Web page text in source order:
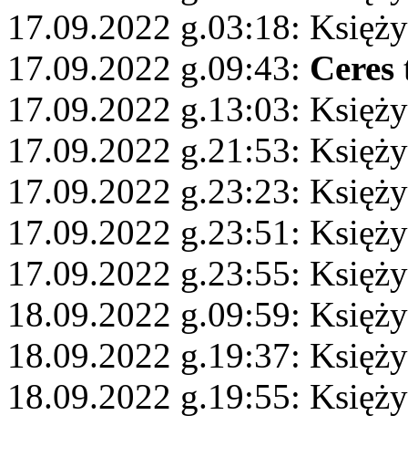
17.09.2022 g.03:18:
17.09.2022 g.09:43: Ceres
17.09.2022 g.13:03:
17.09.2022 g.21:53:
17.09.2022 g.23:23:
17.09.2022 g.23:51:
17.09.2022 g.23:55:
18.09.2022 g.09:59:
18.09.2022 g.19:37:
18.09.2022 g.19:55: